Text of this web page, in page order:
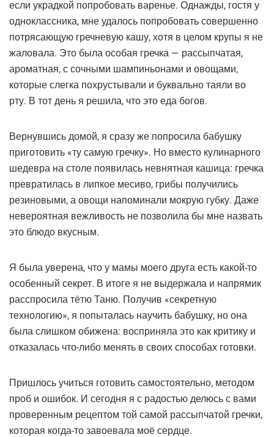
если украдкой попробовать варенье. Однажды, гостя у
одноклассника, мне удалось попробовать совершенно
потрясающую гречневую кашу, хотя в целом крупы я не
жаловала. Это была особая гречка — рассыпчатая,
ароматная, с сочными шампиньонами и овощами,
которые слегка похрустывали и буквально таяли во
рту. В тот день я решила, что это еда богов.
Вернувшись домой, я сразу же попросила бабушку
приготовить «ту самую гречку». Но вместо кулинарного
шедевра на столе появилась невнятная кашица: гречка
превратилась в липкое месиво, грибы получились
резиновыми, а овощи напоминали мокрую губку. Даже
невероятная вежливость не позволила бы мне назвать
это блюдо вкусным.
Я была уверена, что у мамы моего друга есть какой-то
особенный секрет. В итоге я не выдержала и напрямик
расспросила тётю Таню. Получив «секретную
технологию», я попыталась научить бабушку, но она
была слишком обижена: восприняла это как критику и
отказалась что-либо менять в своих способах готовки.
Пришлось учиться готовить самостоятельно, методом
проб и ошибок. И сегодня я с радостью делюсь с вами
проверенным рецептом той самой рассыпчатой гречки,
которая когда-то завоевала моё сердце.